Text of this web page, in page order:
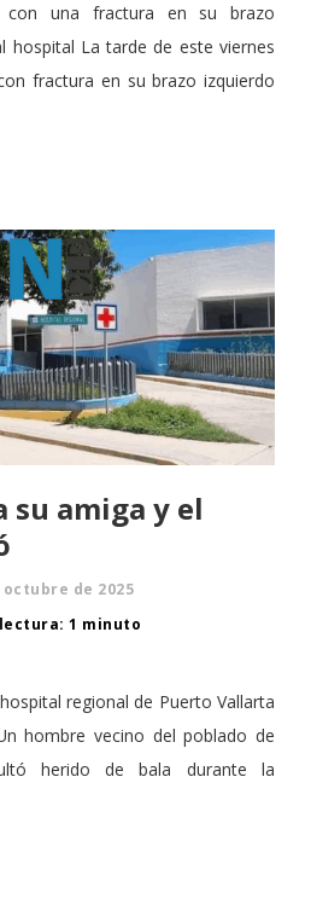
con una fractura en su brazo
hospital La tarde de este viernes
fractura en su brazo izquierdo
su amiga y el
octubre de 2025
1 minuto
regional de Puerto Vallarta
hombre vecino del poblado de
herido de bala durante la